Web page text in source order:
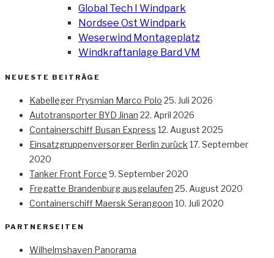
Global Tech I Windpark
Nordsee Ost Windpark
Weserwind Montageplatz
Windkraftanlage Bard VM
NEUESTE BEITRÄGE
Kabelleger Prysmian Marco Polo 25. Juli 2026
Autotransporter BYD Jinan 22. April 2026
Containerschiff Busan Express 12. August 2025
Einsatzgruppenversorger Berlin zurück 17. September
2020
Tanker Front Force 9. September 2020
Fregatte Brandenburg ausgelaufen 25. August 2020
Containerschiff Maersk Serangoon 10. Juli 2020
PARTNERSEITEN
Wilhelmshaven Panorama